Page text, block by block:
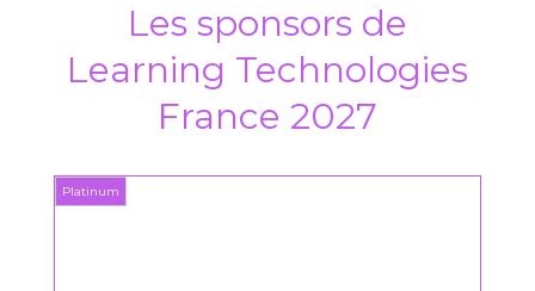
Les sponsors de
Learning Technologies
France 2027